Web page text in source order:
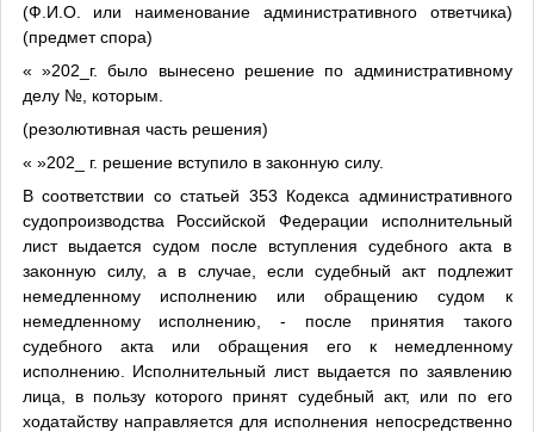
(Ф.И.О. или наименование административного ответчика)
(предмет спора)
« »202_г. было вынесено решение по административному
делу №, которым.
(резолютивная часть решения)
« »202_ г. решение вступило в законную силу.
В соответствии со статьей 353 Кодекса административного
судопроизводства Российской Федерации исполнительный
лист выдается судом после вступления судебного акта в
законную силу, а в случае, если судебный акт подлежит
немедленному исполнению или обращению судом к
немедленному исполнению, - после принятия такого
судебного акта или обращения его к немедленному
исполнению. Исполнительный лист выдается по заявлению
лица, в пользу которого принят судебный акт, или по его
ходатайству направляется для исполнения непосредственно